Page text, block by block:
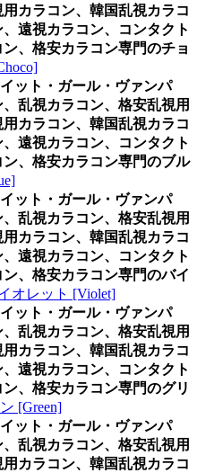
カラコン、韓国乱視カラコ
遠視カラコン、コンタクト
、格安カラコン専門のチョ
ット・ガール・ヴァンパ
乱視カラコン、格安乱視用
カラコン、韓国乱視カラコ
遠視カラコン、コンタクト
、格安カラコン専門のブル
ット・ガール・ヴァンパ
乱視カラコン、格安乱視用
カラコン、韓国乱視カラコ
遠視カラコン、コンタクト
、格安カラコン専門のバイ
オレット [Violet]
ット・ガール・ヴァンパ
乱視カラコン、格安乱視用
カラコン、韓国乱視カラコ
遠視カラコン、コンタクト
、格安カラコン専門のグリ
[Green]
ット・ガール・ヴァンパ
乱視カラコン、格安乱視用
カラコン、韓国乱視カラコ